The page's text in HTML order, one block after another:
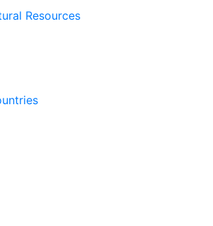
Resources